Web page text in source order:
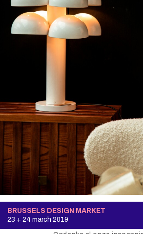
BRUSSELS DESIGN MARKET
23 + 24 march 2019